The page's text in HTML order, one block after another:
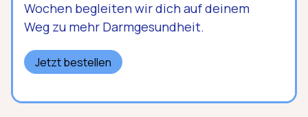
Wochen begleiten wir dich auf deinem
Weg zu mehr Darmgesundheit.
Jetzt bestellen